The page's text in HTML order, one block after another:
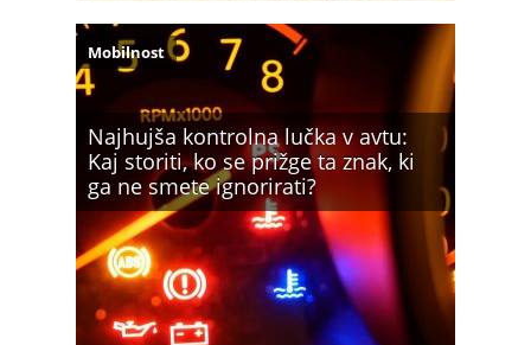
Najhujša kontrolna lučka v avtu:
Kaj storiti, ko se prižge ta znak, ki
ga ne smete ignorirati?
Mobilnost